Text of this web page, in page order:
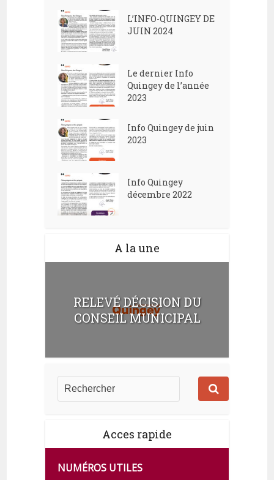
L’INFO-QUINGEY DE
JUIN 2024
Le dernier Info
Quingey de l’année
2023
Info Quingey de juin
2023
Info Quingey
décembre 2022
A la une
RELEVÉ DÉCISION DU
CONSEIL MUNICIPAL
Acces rapide
NUMÉROS UTILES